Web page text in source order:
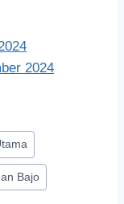
2024
Bajo